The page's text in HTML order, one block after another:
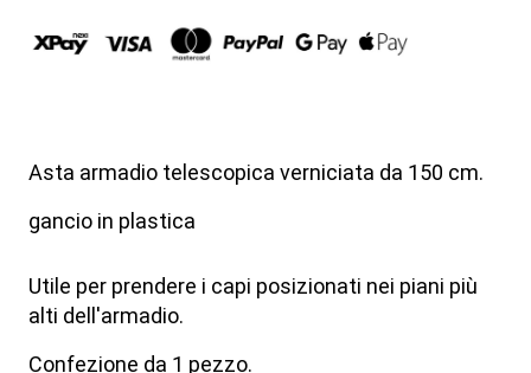
Asta armadio telescopica verniciata da 150 cm.
gancio in plastica
Utile per prendere i capi posizionati nei piani più
alti dell'armadio.
Confezione da 1 pezzo.